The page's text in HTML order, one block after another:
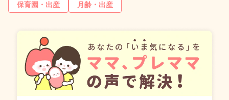
保育園・出産
月齢・出産